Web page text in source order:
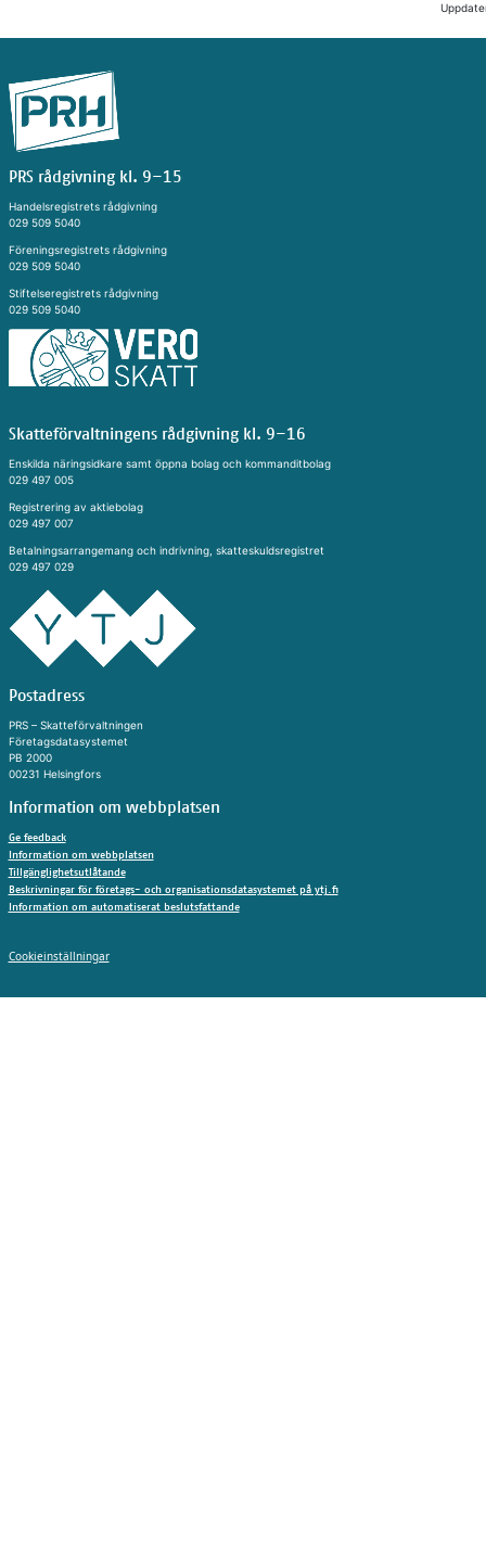
Vi an­vän­der coo­ki­es för att webb­plat­sen,
och chatt­bot­ten ska fun­ge­ra. Vi an­vän­der ock­så
coo­ki­es för att sam­la in an­vän­darsta­tistik på
änd­ra dina val i coo­ki­e­in­ställ­ning­ar­na.
Läs mer om cookies.
PRS rådgivning kl. 9–15
Handelsregistrets rådgivning
029 509 5040
Föreningsregistrets rådgivning
029 509 5040
Stiftelseregistrets rådgivning
029 509 5040
Skatteförvaltningens rådgivning kl. 9–16
Enskilda näringsidkare samt öppna bolag och kommanditbolag
029 497 005
Registrering av aktiebolag
029 497 007
Betalningsarrangemang och indrivning, skatteskuldsregistret
029 497 029
​Postadress
PRS – Skatteförvaltningen
Företagsdatasystemet
PB 2000
00231 Helsingfors
Information om webbplatsen
Ge feedback
Information om webbplatsen
Tillgänglighetsutlåtande
Beskrivningar för företags- och organisationsdatasystemet på ytj.fi
Information om automatiserat beslutsfattande
Cookieinställningar